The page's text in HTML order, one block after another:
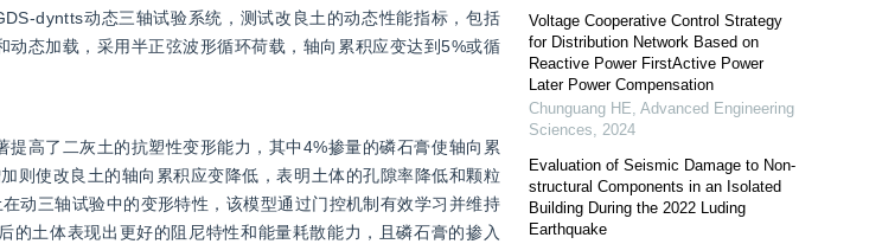
dyntts动态三轴试验系统，测试改良土的动态性能指标，包括
态加载，采用半正弦波形循环荷载，轴向累积应变达到5%或循
高了二灰土的抗塑性变形能力，其中4%掺量的磷石膏使轴向累
则使改良土的轴向累积应变降低，表明土体的孔隙率降低和颗粒
动三轴试验中的变形特性，该模型通过门控机制有效学习并维持
土体表现出更好的阻尼特性和能量耗散能力，且磷石膏的掺入
Voltage Cooperative Control Strategy
for Distribution Network Based on
Reactive Power FirstActive Power
Later Power Compensation
Chunguang HE, Advanced Engineering
Sciences, 2024
Evaluation of Seismic Damage to Non-
structural Components in an Isolated
Building During the 2022 Luding
Earthquake